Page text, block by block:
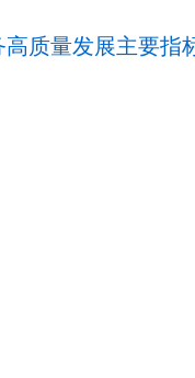
质量发展主要指